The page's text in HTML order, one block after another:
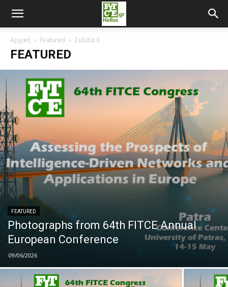
Αρχική featured Σελίδα 3
FEATURED
FEATURED
Photographs from 64th FITCE Annual
European Conference
09/06/2026